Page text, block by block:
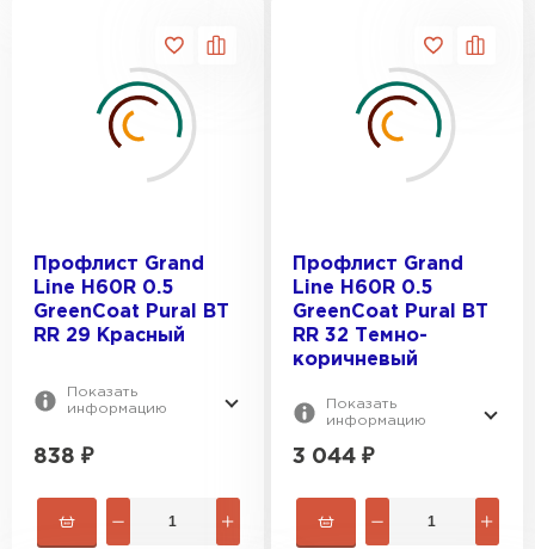
Профлист Grand
Line H60R 0.5
GreenCoat Pural BT
RR 29 Красный
Показать
информацию
838 ₽
Профлист Grand
Line H60R 0.5
GreenCoat Pural BT
RR 32 Темно-
коричневый
Показать
информацию
3 044 ₽